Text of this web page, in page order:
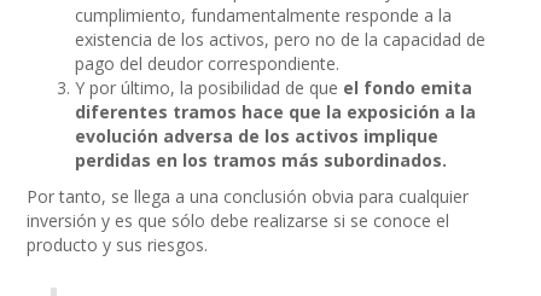
cumplimiento, fundamentalmente responde a la
existencia de los activos, pero no de la capacidad de
pago del deudor correspondiente.
Y por último, la posibilidad de que el fondo emita
diferentes tramos hace que la exposición a la
evolución adversa de los activos implique
perdidas en los tramos más subordinados.
Por tanto, se llega a una conclusión obvia para cualquier
inversión y es que sólo debe realizarse si se conoce el
producto y sus riesgos.